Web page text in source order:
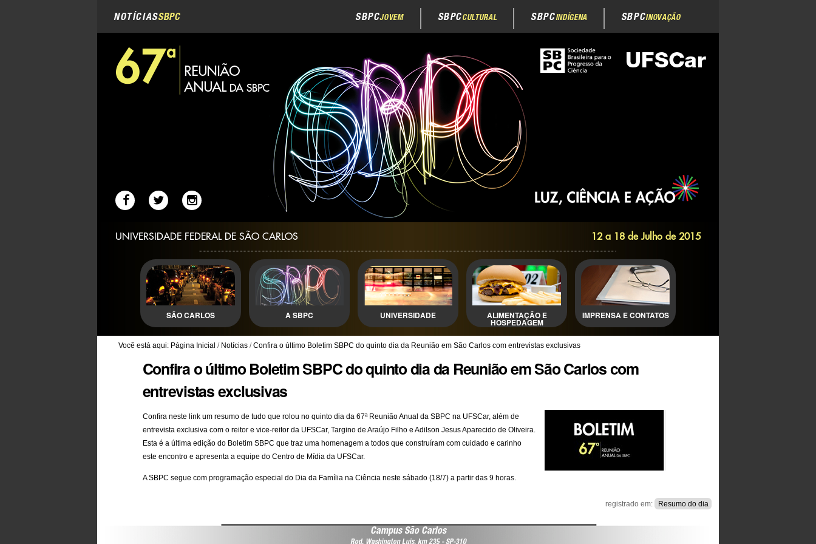
NOTÍCIASSBPC SBPCJOVEM SBPCCULTURAL SBPCINDÍGENA SBPCINOVAÇÃO
UNIVERSIDADE FEDERAL DE SÃO CARLOS 12 a 18 de Julho de 2015
SÃO CARLOS A SBPC UNIVERSIDADE ALIMENTAÇÃO E
HOSPEDAGEM
IMPRENSA E CONTATOS
Você está aqui: Página Inicial / Notícias /Confira o último Boletim SBPC do quinto dia da Reunião em São Carlos com entrevistas exclusivas
Confira o último Boletim SBPC do quinto dia da Reunião em São Carlos com
entrevistas exclusivas
Confira neste linkum resumo de tudo que rolou no quinto dia da 67ª Reunião Anual da SBPC na UFSCar, além de
entrevista exclusiva com o reitor e vice-reitor da UFSCar, Targino de Araújo Filho e Adilson Jesus Aparecido de Oliveira.
Esta é a última edição do Boletim SBPC que traz uma homenagem a todos que construíram com cuidado e carinho
este encontro e apresenta a equipe do Centro de Mídia da UFSCar.
A SBPC segue com programação especial do Dia da Família na Ciência neste sábado (18/7) a partir das 9 horas.
registrado em: Resumo do dia
Campus São Carlos
Rod. Washington Luis, km 235 - SP-310